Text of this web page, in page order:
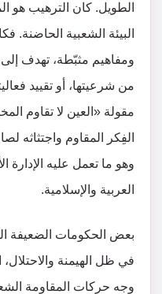
الطويل. كان الترهيب هو
البيئة الشعبية
ومفاهيم مثبّطة، تهدف
من شرعيتها، أو تقييد
مقولة «العين لا تقاوم
الفِكر المقاوم واجتثاثه
وهو ما تعمل عليه الإدارة
العربية والإسلامية.
بعض الحكومات الضعيفة
في ظل الهيمنة
وجه حركات المقاومة